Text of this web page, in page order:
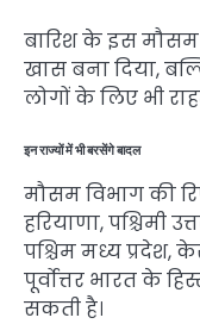
बारिश के इस
खास बना दिया,
लोगों के लिए भी
इन राज्यों में भी बरसेंगे बादल
मौसम विभाग की
हरियाणा, पश्चिमी
पश्चिम मध्य प्रदेश,
पूर्वोत्तर भारत के
सकती है।